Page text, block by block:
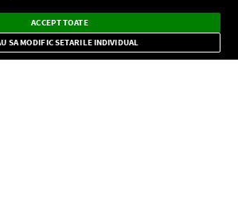
CONFIDENŢIALITATE
știri și alerte
×
ACCEPT TOATE
SA MODIFIC SETARILE INDIVIDUAL